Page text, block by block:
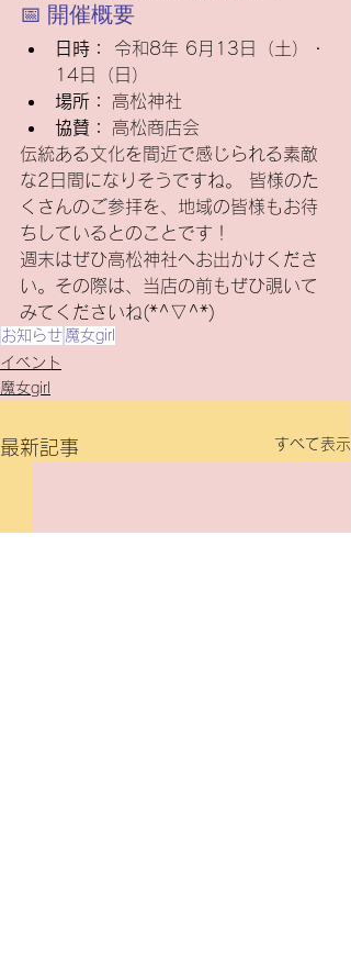
📅 開催概要
日時：
令和8年 6月13日（土）・
14日（日）
場所：
高松神社
協賛：
高松商店会
伝統ある文化を間近で感じられる素敵
な2日間になりそうですね。 皆様のた
くさんのご参拝を、地域の皆様もお待
ちしているとのことです！
週末はぜひ高松神社へお出かけくださ
い。その際は、当店の前もぜひ覗いて
みてくださいね(*^▽^*)
お知らせ 魔女girl
イベント
魔女girl
最新記事 すべて表示